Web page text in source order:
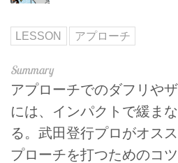
LESSON アプローチ
アプローチでのダフリや
には、インパクトで緩ま
る。武田登行プロがオス
プローチを打つためのコ